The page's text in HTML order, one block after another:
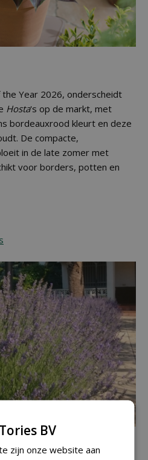
the Year 2026, onderscheidt
Hosta's op de markt, met
bordeauxrood kleurt en deze
De compacte,
in de late zomer met
voor borders, potten en
FactoryBV
zijn onze website aan